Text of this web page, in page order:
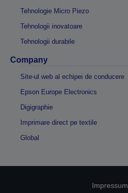
Tehnologie Micro Piezo
Tehnologii inovatoare
Tehnologii durabile
Company
Site-ul web al echipei de conducere
Epson Europe Electronics
Digigraphie
Imprimare direct pe textile
Global
Impressum